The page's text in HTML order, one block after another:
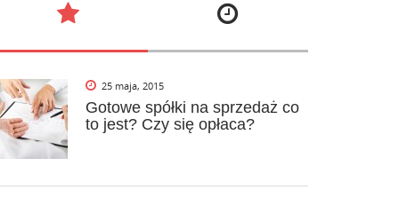
25 maja, 2015
Gotowe spółki na sprzedaż co
to jest? Czy się opłaca?